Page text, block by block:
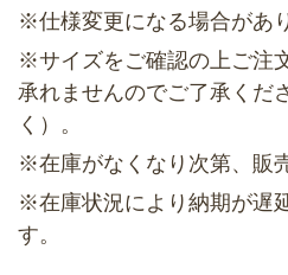
※仕様変更になる場合があ
※サイズをご確認の上ご注
承れませんのでご了承くだ
く）。
※在庫がなくなり次第、販
※在庫状況により納期が遅
す。